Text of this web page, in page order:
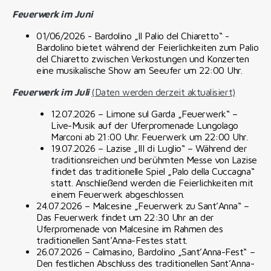
Feuerwerk im Juni
01/06/2026 - Bardolino „Il Palio del Chiaretto“ -
Bardolino bietet während der Feierlichkeiten zum Palio
del Chiaretto zwischen Verkostungen und Konzerten
eine musikalische Show am Seeufer um 22:00 Uhr.
Feuerwerk im Juli(Daten werden derzeit aktualisiert)
12.07.2026 – Limone sul Garda „Feuerwerk“ –
Live-Musik auf der Uferpromenade Lungolago
Marconi ab 21:00 Uhr. Feuerwerk um 22:00 Uhr.
19.07.2026 – Lazise „III di Luglio“ – Während der
traditionsreichen und berühmten Messe von Lazise
findet das traditionelle Spiel „Palo della Cuccagna“
statt. Anschließend werden die Feierlichkeiten mit
einem Feuerwerk abgeschlossen.
24.07.2026 – Malcesine „Feuerwerk zu Sant’Anna“ –
Das Feuerwerk findet um 22:30 Uhr an der
Uferpromenade von Malcesine im Rahmen des
traditionellen Sant’Anna-Festes statt.
26.07.2026 – Calmasino, Bardolino „Sant’Anna-Fest“ –
Den festlichen Abschluss des traditionellen Sant’Anna-